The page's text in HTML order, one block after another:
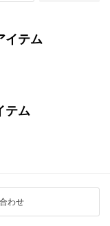
イテム
テム
わせ